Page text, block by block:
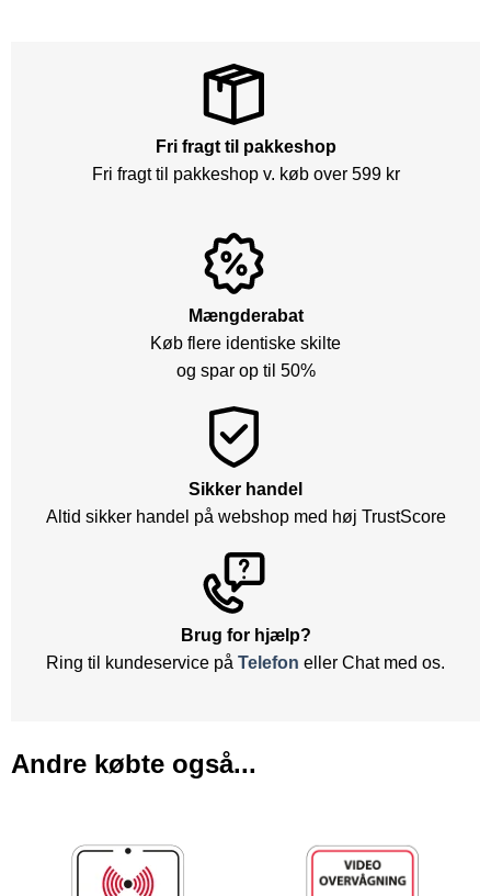
Fri fragt til pakkeshop
Fri fragt til pakkeshop v. køb over 599 kr
Mængderabat
Køb flere identiske skilte
og spar op til 50%
Sikker handel
Altid sikker handel på webshop med høj TrustScore
Brug for hjælp?
Ring til kundeservice på Telefon eller Chat med os.
Andre købte også...